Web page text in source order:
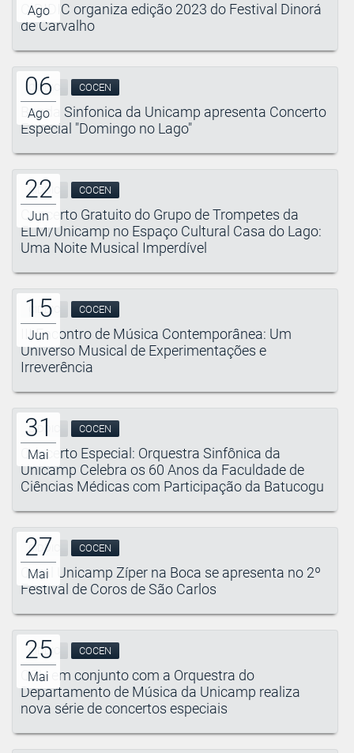
Ago
CIDIDIC organiza edição 2023 do Festival Dinorá
de Carvalho
06
Ago
CIDDIC COCEN
Banda Sinfonica da Unicamp apresenta Concerto
Especial "Domingo no Lago"
22
Jun
CIDDIC COCEN
Concerto Gratuito do Grupo de Trompetes da
ELM/Unicamp no Espaço Cultural Casa do Lago:
Uma Noite Musical Imperdível
15
Jun
CIDDIC COCEN
III Encontro de Música Contemporânea: Um
Universo Musical de Experimentações e
Irreverência
31
Mai
CIDDIC COCEN
Concerto Especial: Orquestra Sinfônica da
Unicamp Celebra os 60 Anos da Faculdade de
Ciências Médicas com Participação da Batucogu
27
Mai
CIDDIC COCEN
Coral Unicamp Zíper na Boca se apresenta no 2º
Festival de Coros de São Carlos
25
Mai
CIDDIC COCEN
OSU em conjunto com a Orquestra do
Departamento de Música da Unicamp realiza
nova série de concertos especiais